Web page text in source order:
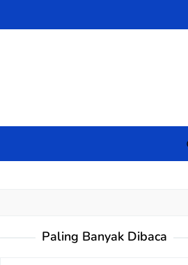
Paling Banyak Dibaca